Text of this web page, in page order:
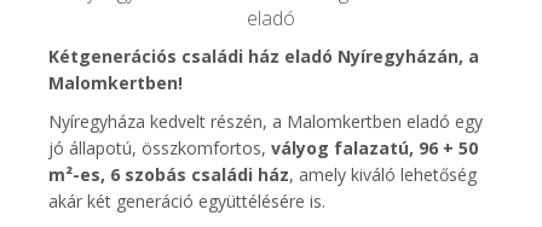
eladó
Kétgenerációs családi ház eladó Nyíregyházán, a
Malomkertben!
Nyíregyháza kedvelt részén, a Malomkertben eladó egy
jó állapotú, összkomfortos, vályog falazatú, 96 + 50
m²-es, 6 szobás családi ház, amely kiváló lehetőség
akár két generáció együttélésére is.